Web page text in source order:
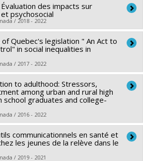
(général)
Katherine Frohlich
:Université de Montréal
:PVXXXXXX-FEI sans restriction
des impacts sur
psychosocial
/ 2018 - 2022
Dupéré
Archambault,Katherine Frohlich
:
CRSH/Conseil de recherches en
Canada
: PVX99097-Subvention de
Quebec's legislation " An Act to
in social inequalities in
/ 2017 - 2022
Frohlich
O'Loughlin,Kristin Voigt,Rebecca
:IRSC/Instituts de recherche en
Institut de recherche de la Société
to adulthood: Stressors,
among urban and rural high
school graduates and college-
/ 2016 - 2022
Dupéré
Janosz,Alain Marchand, Éric
communicationnels en santé et
les jeunes de la relève dans le
/ 2019 - 2021